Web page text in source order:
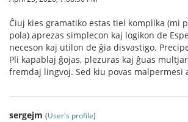
Ĉiuj kies gramatiko estas tiel komplika (mi
pola) aprezas simplecon kaj logikon de
neceson kaj utilon de ĝia disvastigo.
Pli kapablaj ĝojas, plezuras kaj ĝuas
fremdaj lingvoj. Sed kiu povas malpermesi
sergejm (User's profile)